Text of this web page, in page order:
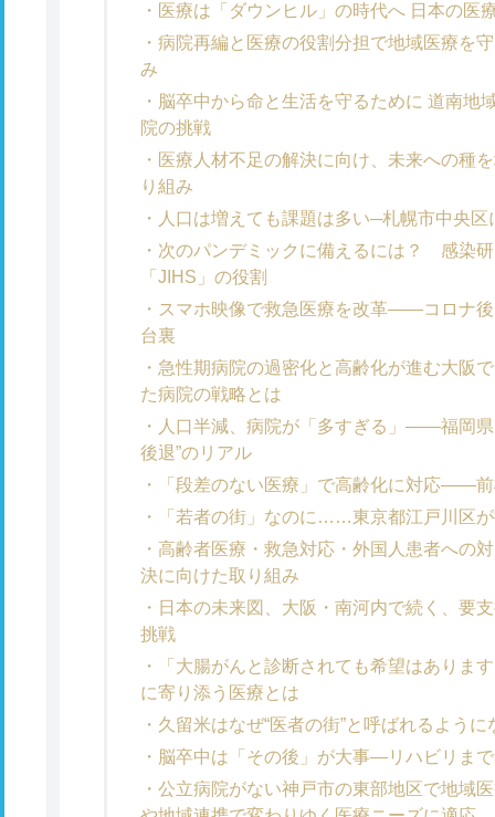
医療は「ダウンヒル」の時代へ 日本の医
病院再編と医療の役割分担で地域医療を
み
脳卒中から命と生活を守るために 道南地
院の挑戦
医療人材不足の解決に向け、未来への種
り組み
人口は増えても課題は多い─札幌市中央
次のパンデミックに備えるには？ 感染
「JIHS」の役割
スマホ映像で救急医療を改革――コロナ
台裏
急性期病院の過密化と高齢化が進む大阪
た病院の戦略とは
人口半減、病院が「多すぎる」――福岡
後退”のリアル
「段差のない医療」で高齢化に対応――
「若者の街」なのに……東京都江戸川区
高齢者医療・救急対応・外国人患者への
決に向けた取り組み
日本の未来図、大阪・南河内で続く、要
挑戦
「大腸がんと診断されても希望はありま
に寄り添う医療とは
久留米はなぜ“医者の街”と呼ばれるように
脳卒中は「その後」が大事―リハビリま
公立病院がない神戸市の東部地区で地域